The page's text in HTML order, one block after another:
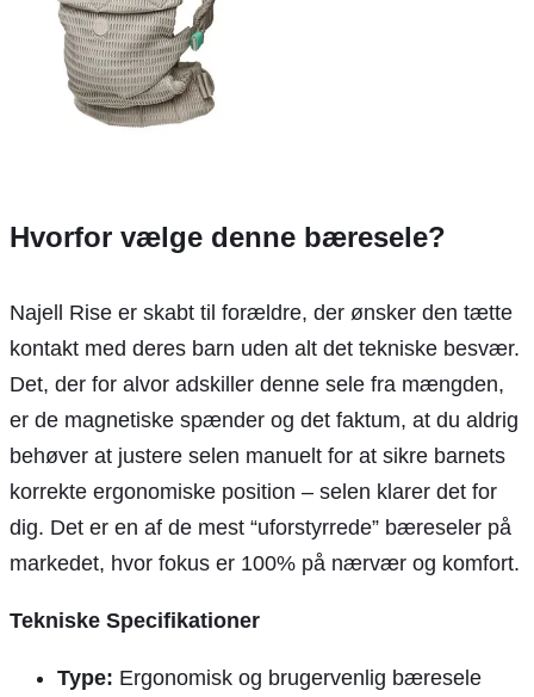
Hvorfor vælge denne bæresele?
Najell Rise er skabt til forældre, der ønsker den tætte
kontakt med deres barn uden alt det tekniske besvær.
Det, der for alvor adskiller denne sele fra mængden,
er de magnetiske spænder og det faktum, at du aldrig
behøver at justere selen manuelt for at sikre barnets
korrekte ergonomiske position – selen klarer det for
dig. Det er en af de mest “uforstyrrede” bæreseler på
markedet, hvor fokus er 100% på nærvær og komfort.
Tekniske Specifikationer
Type: Ergonomisk og brugervenlig bæresele